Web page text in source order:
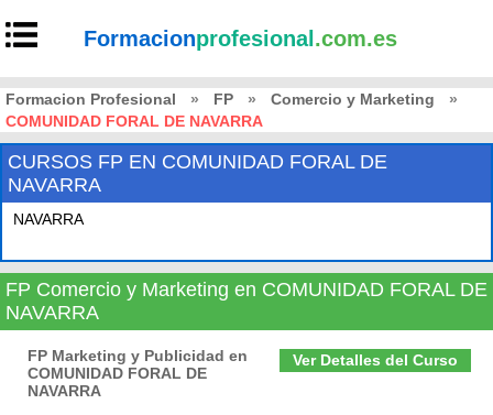
Formacionprofesional .com.es
Formacion Profesional » FP » Comercio y Marketing
»
COMUNIDAD FORAL DE NAVARRA
CURSOS FP EN COMUNIDAD FORAL DE
NAVARRA
NAVARRA
FP Comercio y Marketing en COMUNIDAD FORAL DE
NAVARRA
Ver Detalles del Curso
FP Marketing y Publicidad en
COMUNIDAD FORAL DE
NAVARRA